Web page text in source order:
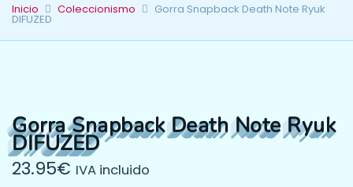
Inicio Coleccionismo Gorra Snapback Death Note Ryuk
DIFUZED
Gorra Snapback Death Note Ryuk
DIFUZED
23.95€ IVA incluido